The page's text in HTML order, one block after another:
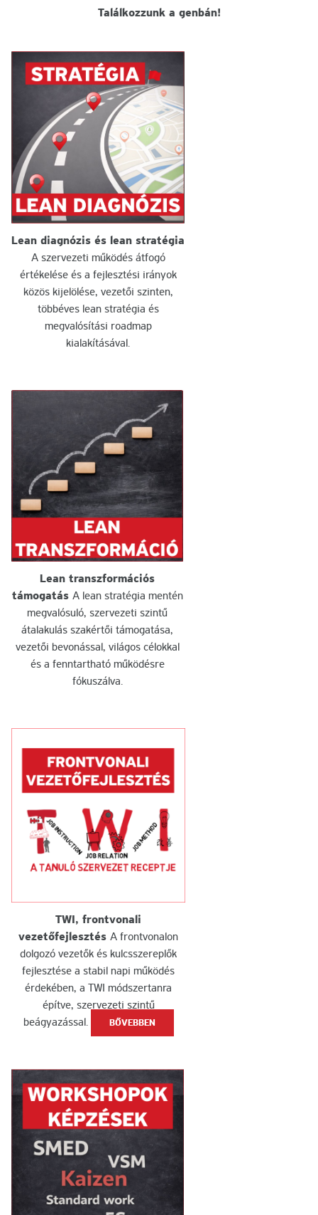
Találkozzunk a genbán!
Lean diagnózis és lean stratégia
A szervezeti működés átfogó
értékelése és a fejlesztési irányok
közös kijelölése, vezetői szinten,
többéves lean stratégia és
megvalósítási roadmap
kialakításával.
Lean transzformációs
támogatás A lean stratégia mentén
megvalósuló, szervezeti szintű
átalakulás szakértői támogatása,
vezetői bevonással, világos célokkal
és a fenntartható működésre
fókuszálva.
TWI, frontvonali
vezetőfejlesztés A frontvonalon
dolgozó vezetők és kulcsszereplők
fejlesztése a stabil napi működés
érdekében, a TWI módszertanra
építve, szervezeti szintű
beágyazással.
BŐVEBBEN